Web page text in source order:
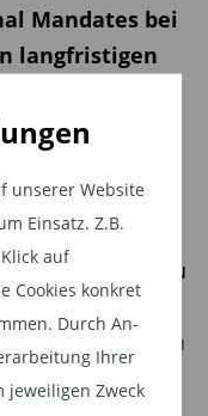
unserer Website
Einsatz. Z.B.
auf
Cookies konkret
Durch An-
Ihrer
jeweiligen Zweck
Mandates bei
langfristigen
Geldmenge zu
geführt.
Geldmengen
zu